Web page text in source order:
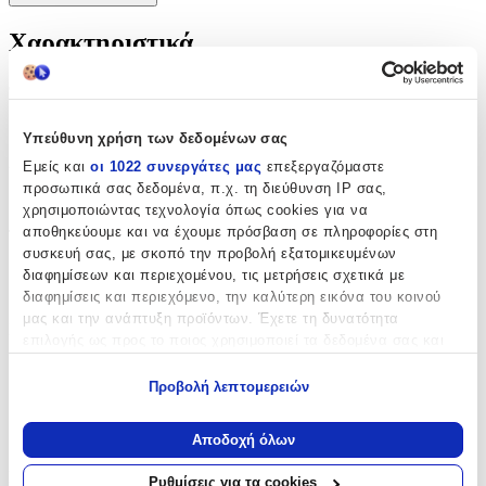
Υπεύθυνη χρήση των δεδομένων σας
Εμείς και οι 1022 συνεργάτες μας επεξεργαζόμαστε
προσωπικά σας δεδομένα, π.χ. τη διεύθυνση IP σας,
χρησιμοποιώντας τεχνολογία όπως cookies για να
αποθηκεύουμε και να έχουμε πρόσβαση σε πληροφορίες στη
συσκευή σας, με σκοπό την προβολή εξατομικευμένων
διαφημίσεων και περιεχομένου, τις μετρήσεις σχετικά με
διαφημίσεις και περιεχόμενο, την καλύτερη εικόνα του κοινού
μας και την ανάπτυξη προϊόντων. Έχετε τη δυνατότητα
Να συλλέξουμε πληροφορίες σχετικά με τη γεωγραφική
σας τοποθεσία, οι οποίες μπορεί να είναι ακριβείς σε
απόσταση μερικών μέτρων
Προβολή λεπτομερειών
Αποδοχή όλων
Ρυθμίσεις για τα cookies
Χαρακτηριστικά
Χρώμα :
Εκρού
Τεμάχια:
5
τμχ
Περιεχόμενα
Κατασκευαστής